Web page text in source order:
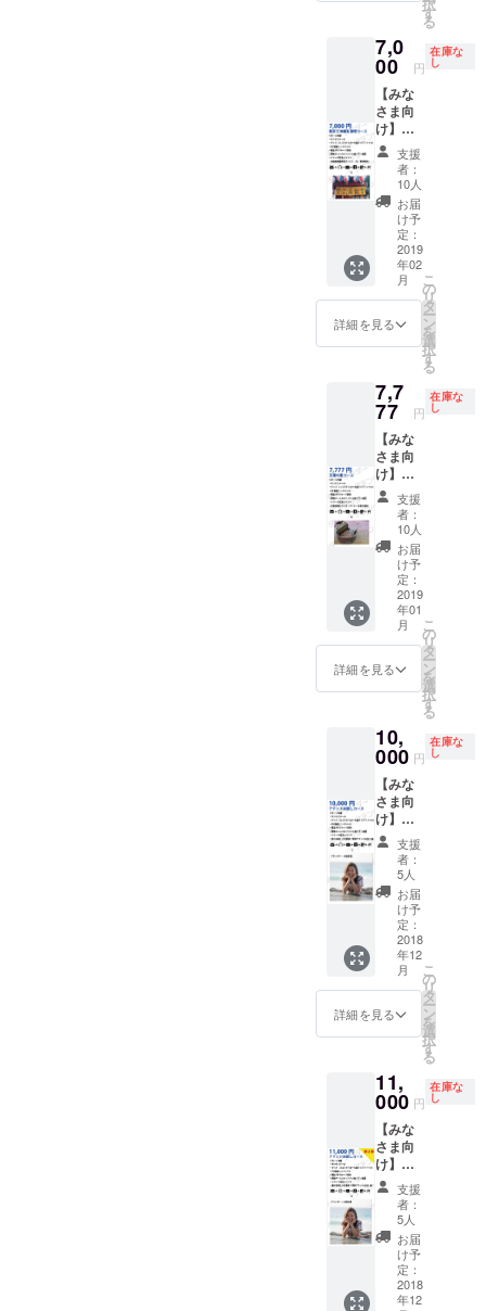
定 ・PR
どは順
次2019
年入り
ました
ら公開
されて
いきま
壇orイ
ンタ
ビュー
時の交
通費
（同伴
者1人含
む）は
ご負担
FB希望
の際は
個人で
「みな
さま向
け」ご
支援を
お願い
します
【期待
効果】
・メ
ディア
は現時
点でな
が、初
期投資
スが拡
張する
にあた
り効果
が高ま
ります
・今
後、イ
ンタ
ビュー
などは
高額な
りま
す。初
回クラ
のみの
効果で
年春公
定）
【こん
な方に
おすす
め】 ・
「アテ
ン
ダー」
を共に
盛り上
げてく
れる企
業・団
体様 ・
地方盛
り上げ
隊、地
学や自
治体な
ど ・ア
テンド
する内
容があ
り、全
国に広
げたい
方 【注
意事
項】 ・
フリー
ペー
パーは
都内の
協力コ
ス、こ
れから
制作予
定のア
テン
ダー・
オウン
ドメ
ディア
に設
置・掲
載予定
・フ
リー
ペー
特設
ページ
リース
後の反
映とな
ります
・PR動
画や登
壇など
は順次
2019年
入りま
したら
公開さ
れてい
頭紹介
フレッ
トとし
て配
布） ②
アテン
ダー・
オウン
ドメ
ディア
（2019
年春公
開予
定）に
掲載 ・
永続有
料会員
プラン
開予
定） ・
弊社の
旅行マ
ニアを
引率
し、御
社様プ
ラン/ツ
アーを
コンサ
ルティ
ング(提
案)し、
制作も
代行
【こん
「アテ
ン
ダー」
を共に
盛り上
げてく
れる企
業・団
体様 ・
地方盛
り上げ
隊、地
域活性
化団
体、大
治体な
ど ・ア
容があ
り、全
国に広
げたい
方 ・プ
ラン/ツ
アーは
あるけ
ど、全
部任せ
たい方
（魅力
あるプ
ド風）
サービ
ス内の
特設
ページ
ができ
ました
ら掲載
させて
いただ
きま
す！
注：希
望者の
み（携
帯待ち
受けは
１年間
※ただ
し、色
んな意
味でリ
スキー
な行為
のた
め、勘
違いさ
れそう
なら激
しく否
定する
ような
コメン
トを入
れるか
性なら
過剰に
猛ア
ピール
するか
もしれ
ませ
ん。そ
こは状
況次第
になり
ます。
ロゴ&簡
掲載 ・
代表、
宮城
（沖縄
出身）
を登壇
イベン
トに呼
べる権
利（過
去に
キャリ
ア、フ
リーラ
ンス、
就職な
どで登
宮城個
人、
サービ
スの
SNSア
カウン
トで宣
伝 ・御
社プラ
ン/ツ
アーを
インタ
ビュー
しにい
きます
①フ
リー
頭紹介
用パン
フレッ
トとし
て配
布） ②
アテン
ダー・
オウン
ドメ
ディア
（2019
年春公
開予
定）に
永続有
料会員
（2019
年春公
開予
定） ・
弊社の
旅行マ
ニアを
引率
し、御
社様プ
ラン/ツ
アーを
コンサ
す
る
7,0
00 円
在庫な
し
【みな
さま向
け】東
京で沖
縄を満
喫コー
ス ・サ
ンクス
メール
・グッ
ズ（ロ
ゴス
テッ
カー、
超クリ
アファ
・PR動
画のエ
ンド
ロール
に掲載
・「ア
テン
ダー支
援者様
限定グ
ルー
プ」FB
グルー
プ招待
・開発
チーム
のオリ
・リ
リース
記念イ
ベント
（開発
秘話 / 開
発者交
流会）
・都内
の沖縄
居酒屋
を貸し
切っ
て、沖
縄を感
じる飲
み会参
予定）
【こん
な方に
おすす
め】 ・
一緒に
リリー
ス時の
イベン
トを
祝って
くれる
方 ・
支援
者：
10人
お届
け予
定：
2019
年02
月
詳細を見る
こ
の
リ
タ
ー
ン
を
選
択
す
る
7,7
77 円
在庫な
し
【みな
さま向
け】天
使の恵
コース
・サン
クス
メール
・グッ
ズ（ロ
ゴス
テッ
カー、
超クリ
アファ
イル）
画のエ
ンド
ロール
に掲載
・「ア
テン
ダー支
援者様
限定グ
ルー
プ」FB
グルー
プ招待
・開発
チーム
のオリ
ジナル
リース
記念イ
ベント
（開発
秘話 / 開
発者交
流会）
・代
表、宮
城浩を
ランチ /
ディ
ナー連
れてい
支援
者：
10人
お届
け予
定：
2019
年01
月
詳細を見る
こ
の
リ
タ
ー
ン
を
選
択
す
る
10,
000 円
在庫な
し
【みな
さま向
け】
【限定
５名、
増席不
可】ア
テンド
お試し
コース
・サン
クス
メール
・グッ
ズ（ロ
ゴス
カー、
超クリ
アファ
イル）
・PR動
画のエ
ンド
ロール
に掲載
・「ア
テン
ダー支
援者様
限定グ
支援
者：
5人
お届
け予
定：
2018
年12
月
詳細を見る
こ
の
リ
タ
ー
ン
を
選
択
す
る
11,
000 円
在庫な
し
【みな
さま向
け】
【限定
５名、
増席不
可】ア
テンド
お試し
コース
・サン
支援
者：
5人
お届
け予
定：
2018
年12